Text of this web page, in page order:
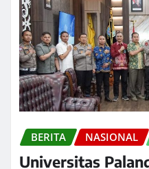
BERITA NASIONAL
Universitas